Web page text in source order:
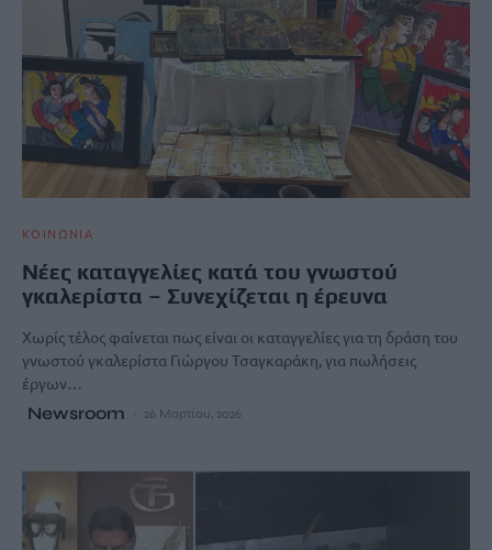
ΚΟΙΝΩΝΙΑ
Νέες καταγγελίες κατά του γνωστού
γκαλερίστα – Συνεχίζεται η έρευνα
Χωρίς τέλος φαίνεται πως είναι οι καταγγελίες για τη δράση του
γνωστού γκαλερίστα Γιώργου Τσαγκαράκη, για πωλήσεις
έργων…
Newsroom 26 Μαρτίου, 2026